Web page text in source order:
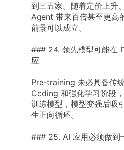
到三五家。随着定价上升
Agent 带来百倍甚至更高
前景可以成立。
### 24. 领先模型可能在
应
Pre-training 未必具备传
Coding 和强化学习阶段
训练模型，模型变强后吸
生正向循环。
### 25. AI 应用必须做到